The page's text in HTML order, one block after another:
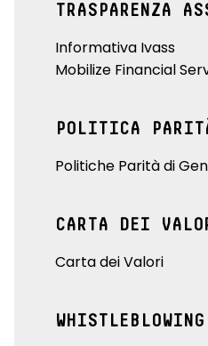
TRASPARENZA
Informativa Ivass
Mobilize Financial
POLITICA
Politiche Parità di
CARTA DEI
Carta dei Valori
WHISTLEBLOWING